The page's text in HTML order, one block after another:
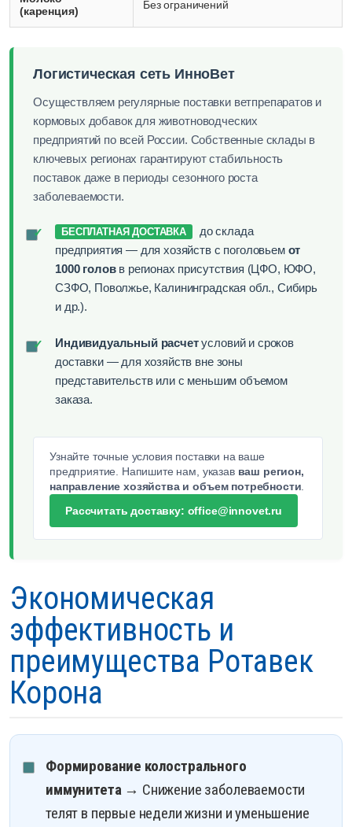
(каренция)
Без ограничений
Логистическая сеть ИнноВет
Осуществляем регулярные поставки ветпрепаратов и
кормовых добавок для животноводческих
предприятий по всей России. Собственные склады в
ключевых регионах гарантируют стабильность
поставок даже в периоды сезонного роста
заболеваемости.
✓ БЕСПЛАТНАЯ ДОСТАВКА
до склада
предприятия — для хозяйств с поголовьем от
1000 головв регионах присутствия (ЦФО, ЮФО,
СЗФО, Поволжье, Калининградская обл., Сибирь
и др.).
✓ Индивидуальный расчетусловий и сроков
доставки — для хозяйств вне зоны
представительств или с меньшим объемом
заказа.
Узнайте точные условия поставки на ваше
предприятие. Напишите нам, указав ваш регион,
направление хозяйства и объем потребности.
Рассчитать доставку: office@innovet.ru
Экономическая
эффективность и
преимущества Ротавек
Корона
Формирование колострального
иммунитета→ Снижение заболеваемости
телят в первые недели жизни и уменьшение